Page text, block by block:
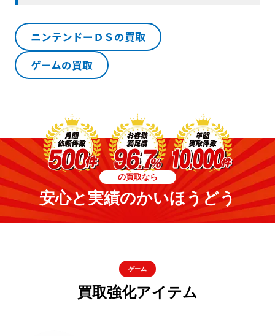
ニンテンドーＤＳの買取
ゲームの買取
の買取なら
安心と実績のかいほうどう
ゲーム
買取強化アイテム